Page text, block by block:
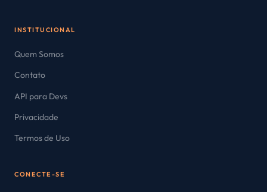
INSTITUCIONAL
Quem Somos
Contato
API para Devs
Privacidade
Termos de Uso
CONECTE-SE